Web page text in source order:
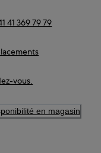
41 369 79 79
vous.
en magasin